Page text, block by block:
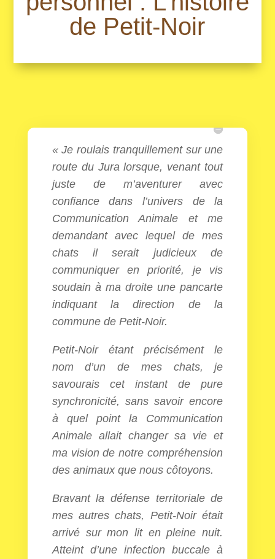
de Petit-Noir
« Je roulais tranquillement sur une
route du Jura lorsque, venant tout
juste de m’aventurer avec
confiance dans l’univers de la
Communication Animale et me
demandant avec lequel de mes
chats il serait judicieux de
communiquer en priorité, je vis
soudain à ma droite une pancarte
indiquant la direction de la
commune de Petit-Noir.
Petit-Noir étant précisément le
nom d’un de mes chats, je
savourais cet instant de pure
synchronicité, sans savoir encore
à quel point la Communication
Animale allait changer sa vie et
ma vision de notre compréhension
des animaux que nous côtoyons.
Bravant la défense territoriale de
mes autres chats, Petit-Noir était
arrivé sur mon lit en pleine nuit.
Atteint d’une infection buccale à